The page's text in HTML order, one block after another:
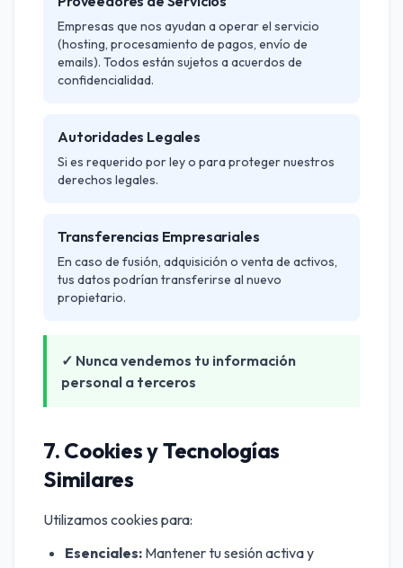
Empresas que nos ayudan a operar el servicio
(hosting, procesamiento de pagos, envío de
emails). Todos están sujetos a acuerdos de
confidencialidad.
Autoridades Legales
Si es requerido por ley o para proteger nuestros
derechos legales.
Transferencias Empresariales
En caso de fusión, adquisición o venta de activos,
tus datos podrían transferirse al nuevo
propietario.
✓ Nunca vendemos tu información
personal a terceros
7. Cookies y Tecnologías
Similares
Utilizamos cookies para:
Esenciales: Mantener tu sesión activa y